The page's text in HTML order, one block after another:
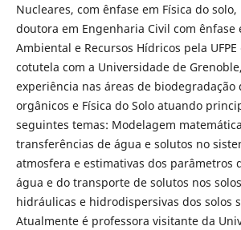
Nucleares, com ênfase em Física do solo,
doutora em Engenharia Civil com ênfase
Ambiental e Recursos Hídricos pela
cotutela com a Universidade de
experiência nas áreas de biodegradação
orgânicos e Física do Solo atuando
seguintes temas: Modelagem
transferências de água e solutos no
atmosfera e estimativas dos parâmetros
água e do transporte de solutos nos
hidráulicas e hidrodispersivas dos solos
Atualmente é professora visitante da